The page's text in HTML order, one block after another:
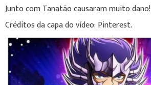
Junto com Tanatão causaram muito dano!
Créditos da capa do vídeo: Pinterest.